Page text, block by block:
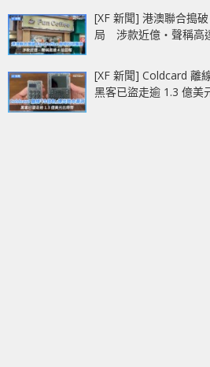
[XF 新聞] 港澳聯合搗
局 涉款近億‧聲稱高
[XF 新聞] Coldcard 離
黑客已盜走逾 1.3 億美